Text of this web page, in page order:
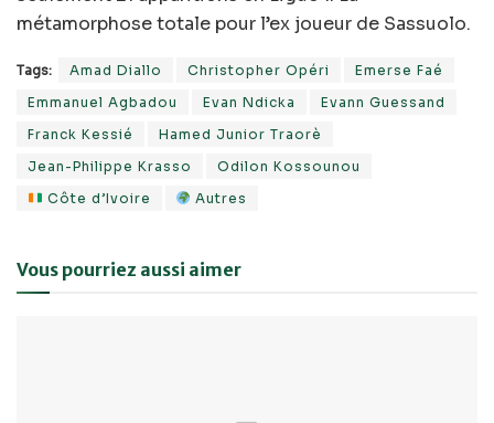
métamorphose totale pour l’ex joueur de Sassuolo.
Tags: Amad Diallo Christopher Opéri
Emerse Faé
Emmanuel Agbadou
Evan Ndicka
Evann Guessand
Franck Kessié
Hamed Junior Traorè
Jean-Philippe Krasso
Odilon Kossounou
Côte d’Ivoire
Autres
Vous pourriez aussi aimer